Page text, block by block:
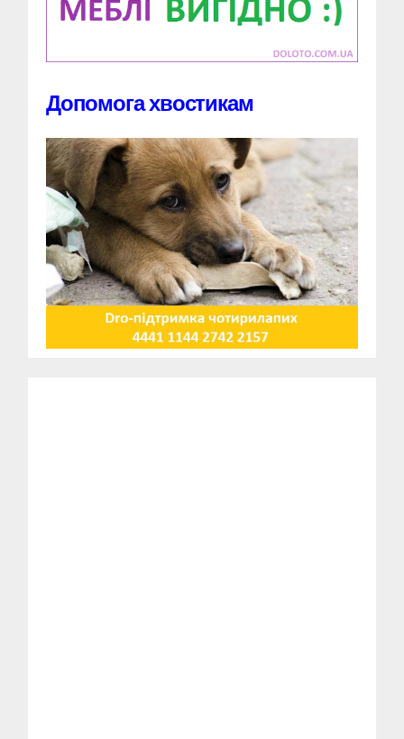
Допомога хвостикам